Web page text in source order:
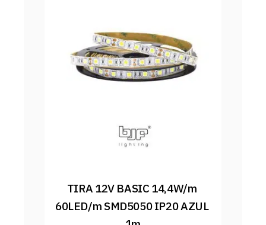
TIRA 12V BASIC 14,4W/m
60LED/m SMD5050 IP20 AZUL